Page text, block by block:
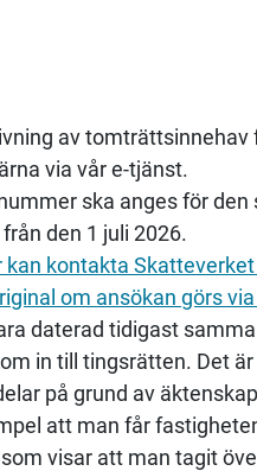
av tomträttsinnehav
via vår e-tjänst.
ska anges för
den 1 juli 2026.
kontakta
om ansökan görs
daterad tidigast
in till tingsrätten. Det
på grund av
att man får
visar att man tagit